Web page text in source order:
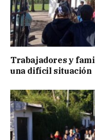
Trabajadores y
una difícil situación